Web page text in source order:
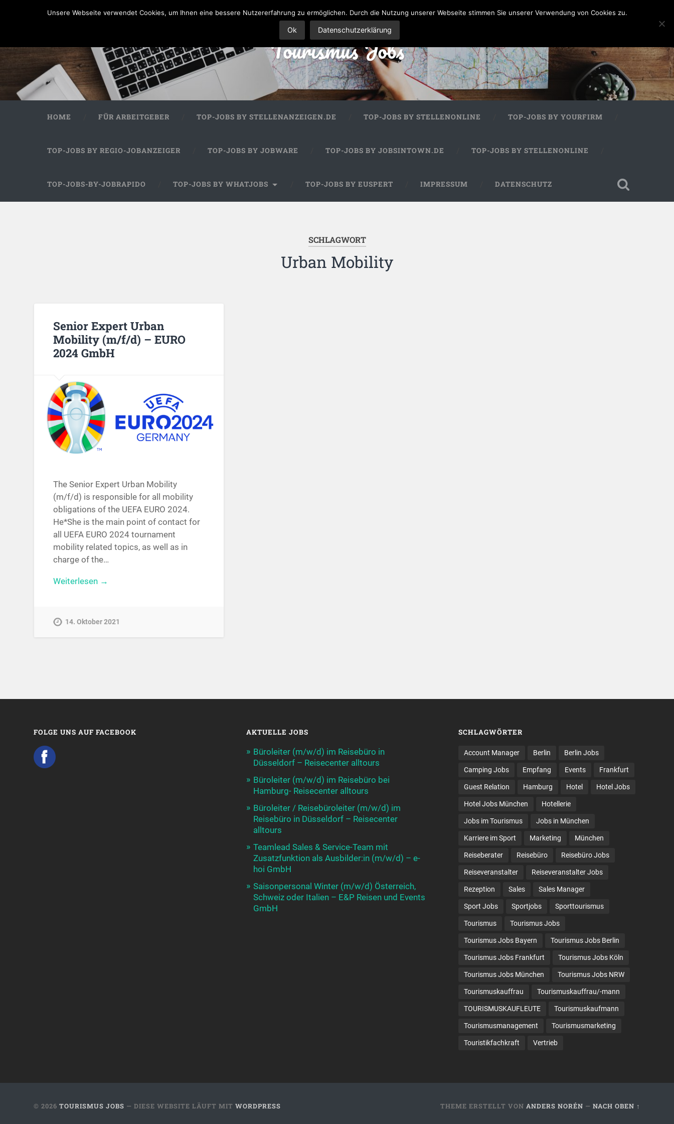
Tourismus Jobs
HOME FÜR ARBEITGEBER TOP-JOBS BY STELLENANZEIGEN.DE TOP-JOBS BY STELLENONLINE TOP-JOBS BY YOURFIRM
TOP-JOBS BY REGIO-JOBANZEIGER TOP-JOBS BY JOBWARE TOP-JOBS BY JOBSINTOWN.DE TOP-JOBS BY STELLENONLINE
TOP-JOBS-BY-JOBRAPIDO TOP-JOBS BY WHATJOBS TOP-JOBS BY EUSPERT IMPRESSUM DATENSCHUTZ
SCHLAGWORT
Urban Mobility
Senior Expert Urban
Mobility (m/f/d) – EURO
2024 GmbH
The Senior Expert Urban Mobility
(m/f/d) is responsible for all mobility
obligations of the UEFA EURO 2024.
He*She is the main point of contact for
all UEFA EURO 2024 tournament
mobility related topics, as well as in
charge of the…
Weiterlesen →
14. Oktober 2021
FOLGE UNS AUF FACEBOOK AKTUELLE JOBS
Büroleiter (m/w/d) im Reisebüro in
Düsseldorf – Reisecenter alltours
Büroleiter (m/w/d) im Reisebüro bei
Hamburg- Reisecenter alltours
Büroleiter / Reisebüroleiter (m/w/d) im
Reisebüro in Düsseldorf – Reisecenter
alltours
Teamlead Sales & Service-Team mit
Zusatzfunktion als Ausbilder:in (m/w/d) – e-
hoi GmbH
Saisonpersonal Winter (m/w/d) Österreich,
Schweiz oder Italien – E&P Reisen und Events
GmbH
SCHLAGWÖRTER
Account Manager Berlin Berlin Jobs
Camping Jobs Empfang Events Frankfurt
Guest Relation Hamburg Hotel Hotel Jobs
Hotel Jobs München Hotellerie
Jobs im Tourismus Jobs in München
Karriere im Sport Marketing München
Reiseberater Reisebüro Reisebüro Jobs
Reiseveranstalter Reiseveranstalter Jobs
Rezeption Sales Sales Manager
Sport Jobs Sportjobs Sporttourismus
Tourismus Tourismus Jobs
Tourismus Jobs Bayern Tourismus Jobs Berlin
Tourismus Jobs Frankfurt Tourismus Jobs Köln
Tourismus Jobs München Tourismus Jobs NRW
Tourismuskauffrau Tourismuskauffrau/-mann
TOURISMUSKAUFLEUTE Tourismuskaufmann
Tourismusmanagement Tourismusmarketing
Touristikfachkraft Vertrieb
© 2026TOURISMUS JOBS — DIESE WEBSITE LÄUFT MITWORDPRESS THEME ERSTELLT VON ANDERS NORÉN — NACH OBEN ↑
Unsere Webseite verwendet Cookies, um Ihnen eine bessere Nutzererfahrung zu ermöglichen. Durch die Nutzung unserer Webseite stimmen Sie unserer Verwendung von Cookies zu.
Ok Datenschutzerklärung